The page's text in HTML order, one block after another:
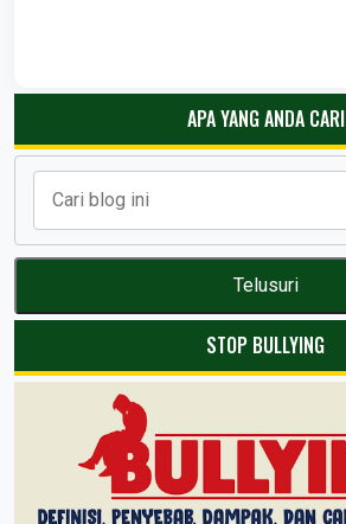
APA YANG ANDA CARI
STOP BULLYING